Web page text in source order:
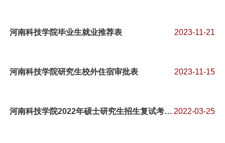
2023-11-21
河南科技学院毕业生就业推荐表
2023-11-15
河南科技学院研究生校外住宿审批表
2022-03-25
河南科技学院2022年硕士研究生招生复试考生须知